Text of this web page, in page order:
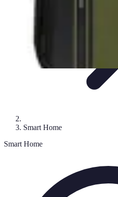
Smart Home
Smart Home